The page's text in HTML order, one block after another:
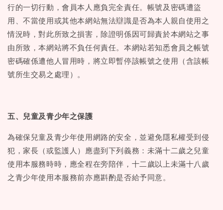
行的一切行動，會員本人應負完全責任。帳號及密碼遭盜
用、不當使用或其他本網站無法辯識是否為本人親自使用之
情況時，對此所致之損害，除證明係因可歸責於本網站之事
由所致，本網站將不負任何責任。本網站若知悉會員之帳號
密碼確係遭他人冒用時，將立即暫停該帳號之使用（含該帳
號所生交易之處理）。
五、兒童及青少年之保護
為確保兒童及青少年使用網路的安全，並避免隱私權受到侵
犯，家長（或監護人）應盡到下列義務：未滿十二歲之兒童
使用本服務時時，應全程在旁陪伴，十二歲以上未滿十八歲
之青少年使用本服務前亦應斟酌是否給予同意。